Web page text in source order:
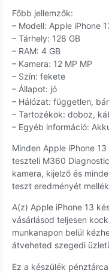
Főbb jellemzők:
– Modell: Apple iPhone
– Tárhely: 128 GB
– RAM: 4 GB
– Kamera: 12 MP MP
– Szín: fekete
– Állapot: jó
– Hálózat: független,
– Tartozékok: doboz,
– Egyéb információ:
Minden Apple iPhone
teszteli M360
kamera, kijelző és
teszt eredményét
A(z) Apple iPhone 13
vásárlásod teljesen
munkanapon belül
átveheted szegedi
Ez a készülék